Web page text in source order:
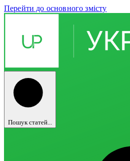
Перейти до основного змісту
Пошук статей...